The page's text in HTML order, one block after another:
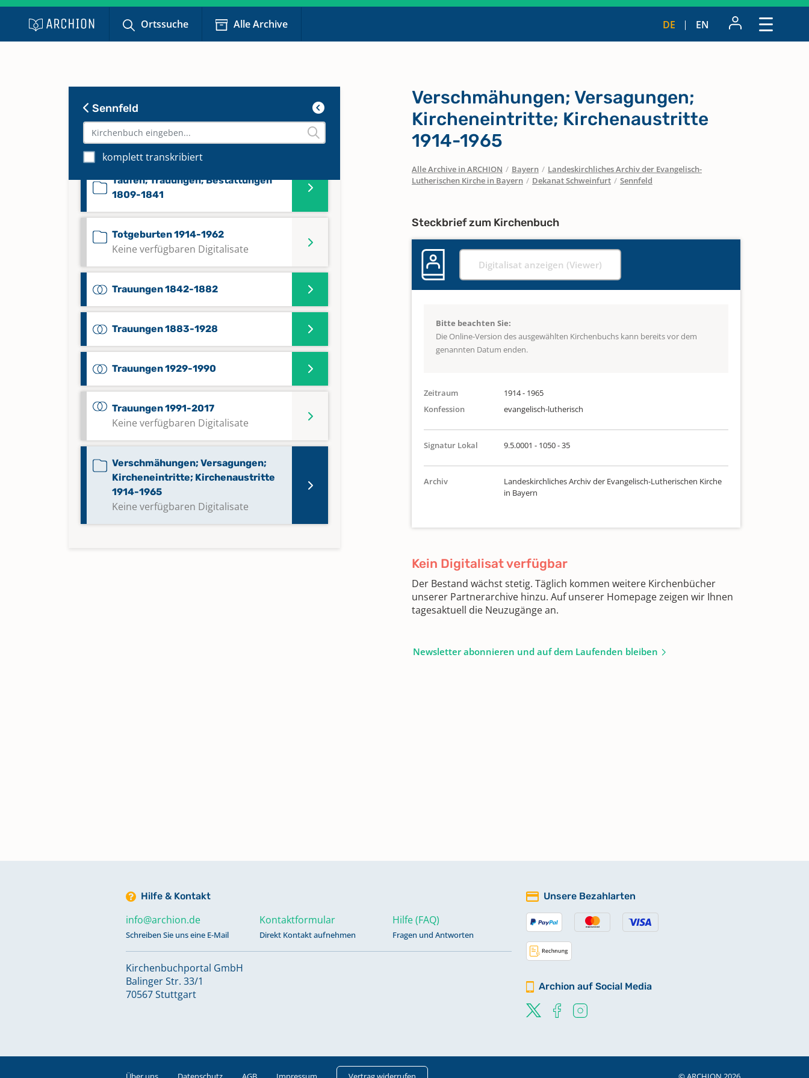
Ortssuche Alle Archive DE EN
Sennfeld
komplett transkribiert
Taufen; Trauungen; Bestattungen
1707-1769
1770-1804
Taufen; Trauungen; Bestattungen
1804-1809
Taufen; Trauungen; Bestattungen
1809-1841
Totgeburten 1914-1962
Keine verfügbaren Digitalisate
Trauungen 1842-1882
Trauungen 1883-1928
Trauungen 1929-1990
Trauungen 1991-2017
Keine verfügbaren Digitalisate
Verschmähungen; Versagungen;
Kircheneintritte; Kirchenaustritte
1914-1965
Keine verfügbaren Digitalisate
Verschmähungen; Versagungen;
Kircheneintritte; Kirchenaustritte
1914-1965
Alle Archive in ARCHION / Bayern / Landeskirchliches Archiv der Evangelisch-
Lutherischen Kirche in Bayern / Dekanat Schweinfurt / Sennfeld
Steckbrief zum Kirchenbuch
Digitalisat anzeigen (Viewer)
Bitte beachten Sie:
Die Online-Version des ausgewählten Kirchenbuchs kann bereits vor dem
genannten Datum enden.
Zeitraum
1914 - 1965
Konfession
evangelisch-lutherisch
Signatur Lokal 9.5.0001 - 1050 - 35
Archiv
Landeskirchliches Archiv der Evangelisch-Lutherischen Kirche
in Bayern
Kein Digitalisat verfügbar
Der Bestand wächst stetig. Täglich kommen weitere Kirchenbücher
unserer Partnerarchive hinzu. Auf unserer Homepage zeigen wir Ihnen
tagesaktuell die Neuzugänge an.
Newsletter abonnieren und auf dem Laufenden bleiben
Hilfe & Kontakt
info@archion.de
Schreiben Sie uns eine E-Mail
Kontaktformular
Direkt Kontakt aufnehmen
Hilfe (FAQ)
Fragen und Antworten
Kirchenbuchportal GmbH
Balinger Str. 33/1
70567 Stuttgart
Unsere Bezahlarten
Archion auf Social Media